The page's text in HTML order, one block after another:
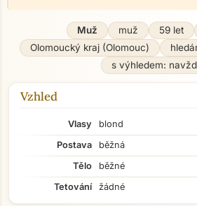
Muž muž 59 let
Olomoucký kraj (Olomouc)
s výhledem:
Vzhled
Vlasy
blond
Postava
běžná
Tělo
běžné
Tetování
žádné